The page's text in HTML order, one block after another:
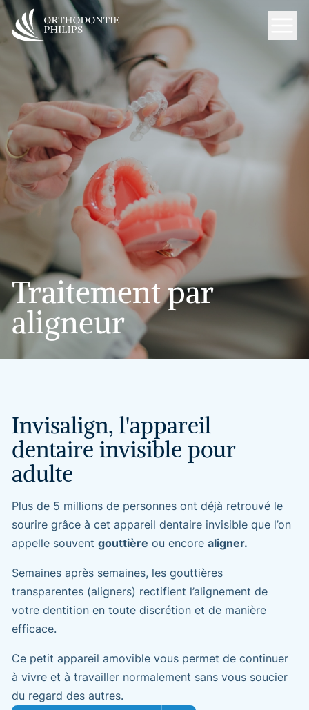
Traitementpar
aligneur
Invisalign, l'appareil
dentaire invisible pour
adulte
Plus de 5 millions de personnes ont déjà retrouvé le
sourire grâce à cet appareil dentaire invisible que l’on
appelle souventgouttière ou encorealigner.
Semaines après semaines, les gouttières
transparentes (aligners) rectifient l’alignement de
votre dentition en toute discrétion et de manière
efficace.
Ce petit appareil amovible vous permet de continuer
à vivre et à travailler normalement sans vous soucier
du regard des autres.